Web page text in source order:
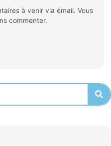
à venir via émail. Vous
commenter.